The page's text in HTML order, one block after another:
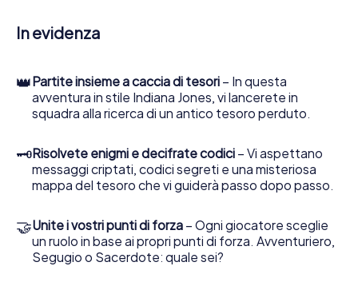
Nel corso della caccia al tesoro a Altenburg, lei e il suo
team vi immergerete sempre più in profondità
In evidenza
👑Partite insieme a caccia di tesori – In questa
avventura in stile Indiana Jones, vi lancerete in
squadra alla ricerca di un antico tesoro perduto.
🗝Risolvete enigmi e decifrate codici – Vi aspettano
messaggi criptati, codici segreti e una misteriosa
mappa del tesoro che vi guiderà passo dopo passo.
🤝Unite i vostri punti di forza – Ogni giocatore sceglie
un ruolo in base ai propri punti di forza. Avventuriero,
Segugio o Sacerdote: quale sei?